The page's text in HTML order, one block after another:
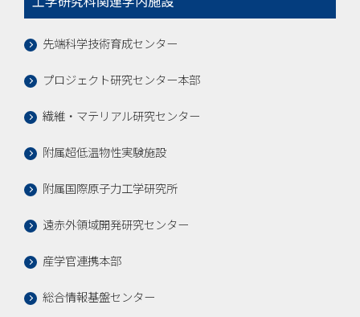
先端科学技術育成センター
プロジェクト研究センター本部
繊維・マテリアル研究センター
附属超低温物性実験施設
附属国際原子力工学研究所
遠赤外領域開発研究センター
産学官連携本部
総合情報基盤センター